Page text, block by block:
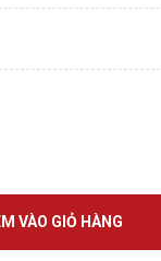
số lượng
VÀO GIỎ HÀNG